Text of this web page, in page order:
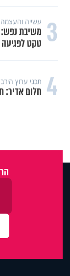
3 עשייה
משיבת נפש:
טקט לפגיעה
4 תכני ערוץ
חלום אדיר: